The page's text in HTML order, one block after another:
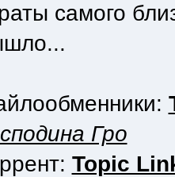
самого
Гро
Topic